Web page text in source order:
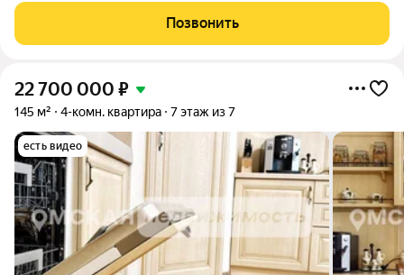
ПВХ, приборы учёта на все коммунальные услуги, новые
межкомнатные двери и двойная
Позвонить
22 700 000 ₽
145 м² 4-комн. квартира 7 этаж из 7
есть видео